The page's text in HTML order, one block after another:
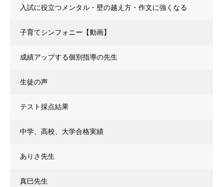
入試に役立つメンタル・壁の越え方・作文に強くなる
子育てシンフォニー【動画】
成績アップする個別指導の先生
生徒の声
テスト採点結果
中学、高校、大学合格実績
ありさ先生
真巳先生